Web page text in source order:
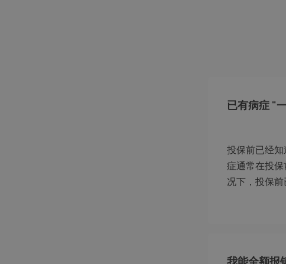
已有病症 "
投保前已经
症通常在投
况下，投保前
我能全额报